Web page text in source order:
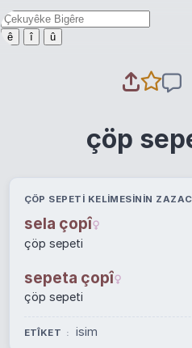
ê î û
çöp
ÇÖP SEPETI KELIMESININ
sela çopî
çöp sepeti
sepeta çopî
çöp sepeti
ETÎKET isim